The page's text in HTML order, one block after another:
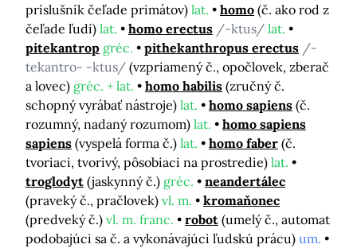
príslušník čeľade primátov) lat. homo (č. ako rod z
čeľade ľudí) lat. homo erectus /-ktus/ lat.
pitekantrop gréc. pithekanthropus erectus /-
tekantro- -ktus/ (vzpriamený č., opočlovek, zberač
a lovec) gréc. + lat. homo habilis (zručný č.
schopný vyrábať nástroje) lat. homo sapiens (č.
rozumný, nadaný rozumom) lat.
homo sapiens
sapiens (vyspelá forma č.) lat. homo faber (č.
tvoriaci, tvorivý, pôsobiaci na prostredie) lat.
troglodyt (jaskynný č.) gréc.
neandertálec
(praveký č., pračlovek) vl. m.
kromaňonec
(predveký č.) vl. m. franc. robot (umelý č., automat
podobajúci sa č. a vykonávajúci ľudskú prácu) um.